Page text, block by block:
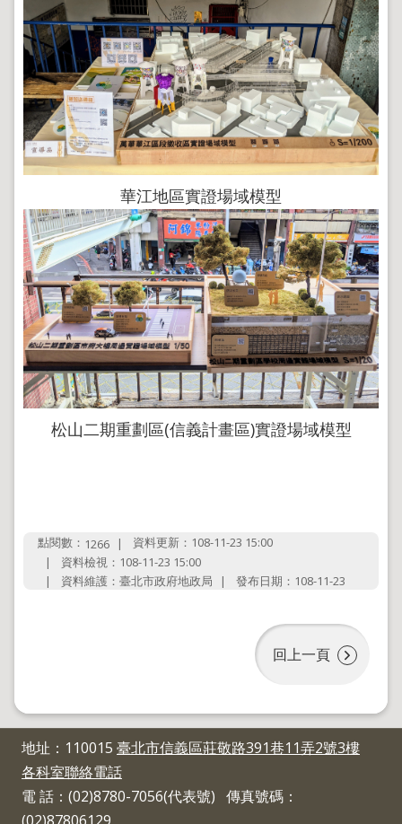
華江地區實證場域模型
松山二期重劃區(信義計畫區)實證場域模型
點閱數： 1266
資料更新：108-11-23 15:00
資料檢視：108-11-23 15:00
資料維護：臺北市政府地政局
發布日期：108-11-23
回上一頁
地址：110015 臺北市信義區莊敬路391巷11弄2號3樓
各科室聯絡電話
電 話：(02)8780-7056(代表號) 傳真號碼：